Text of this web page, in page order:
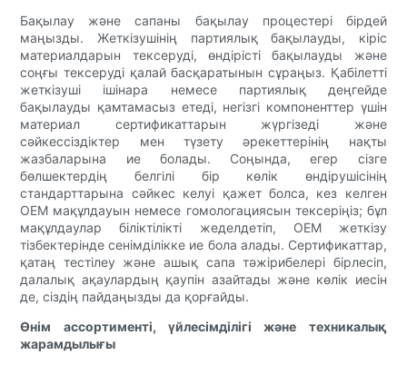
Бақылау және сапаны бақылау процестері бірдей
маңызды. Жеткізушінің партиялық бақылауды, кіріс
материалдарын тексеруді, өндірісті бақылауды және
соңғы тексеруді қалай басқаратынын сұраңыз. Қабілетті
жеткізуші ішінара немесе партиялық деңгейде
бақылауды қамтамасыз етеді, негізгі компоненттер үшін
материал сертификаттарын жүргізеді және
сәйкессіздіктер мен түзету әрекеттерінің нақты
жазбаларына ие болады. Соңында, егер сізге
бөлшектердің белгілі бір көлік өндірушісінің
стандарттарына сәйкес келуі қажет болса, кез келген
OEM мақұлдауын немесе гомологациясын тексеріңіз; бұл
мақұлдаулар біліктілікті жеделдетіп, OEM жеткізу
тізбектерінде сенімділікке ие бола алады. Сертификаттар,
қатаң тестілеу және ашық сапа тәжірибелері бірлесіп,
далалық ақаулардың қаупін азайтады және көлік иесін
де, сіздің пайдаңызды да қорғайды.
Өнім ассортименті, үйлесімділігі және техникалық
жарамдылығы